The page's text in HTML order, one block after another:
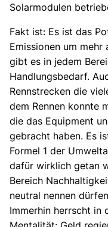
Solarmodulen
Fakt ist: Es ist das
Emissionen um
gibt es in jedem
Handlungsbedarf.
Rennstrecken die
dem Rennen konnte
die das Equipment
gebracht haben. Es
Formel 1 der
dafür wirklich getan
Bereich
neutral nennen
Immerhin herrscht in